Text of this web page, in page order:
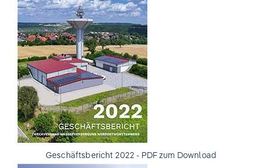
Geschäftsbericht 2022 - PDF zum Download